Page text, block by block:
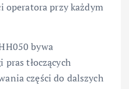
operatora przy każdym
bywa
pras tłoczących
części do dalszych